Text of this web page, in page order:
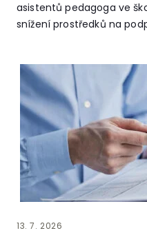
asistentů pedagoga ve
snížení prostředků na
13. 7. 2026